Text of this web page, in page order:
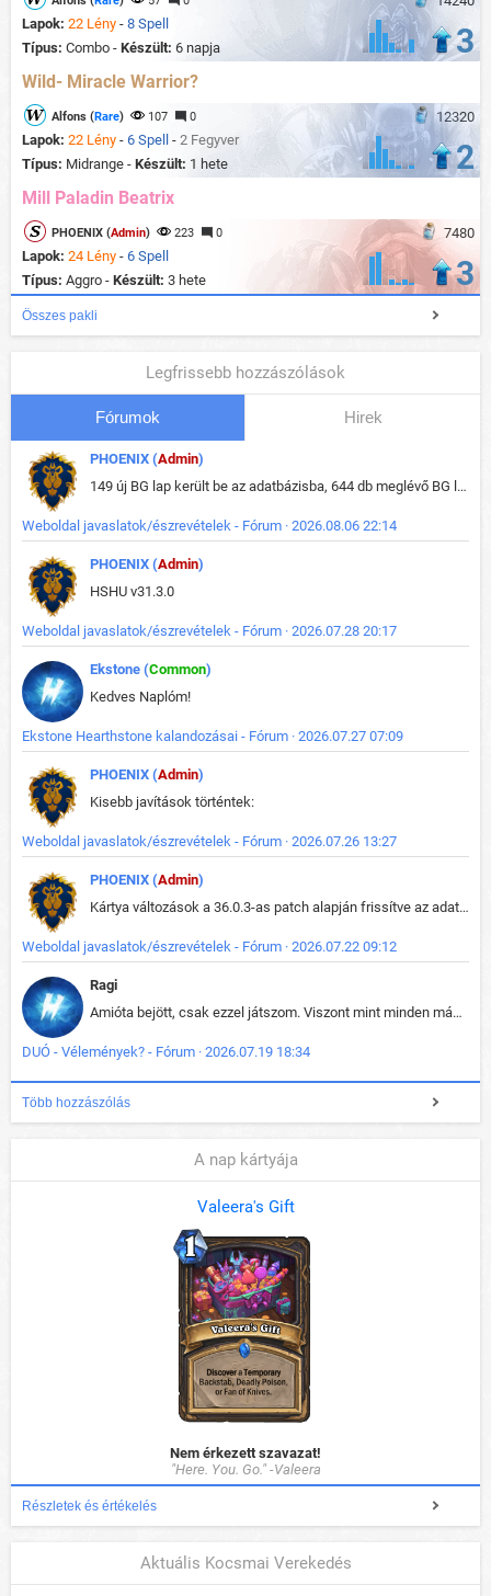
Lapok: 22 Lény - 8 Spell
Típus: Combo - Készült: 6 napja 3
Wild- Miracle Warrior?
12320
Alfons (Rare) 107 0
Lapok: 22 Lény - 6 Spell - 2 Fegyver
Típus: Midrange - Készült: 1 hete 2
Mill Paladin Beatrix
7480
PHOENIX (Admin) 223 0
Lapok: 24 Lény - 6 Spell
Típus: Aggro - Készült: 3 hete 3
Összes pakli
Legfrissebb hozzászólások
Fórumok Hirek
PHOENIX (Admin)
149 új BG lap került be az adatbázisba, 644 db meglévő BG lap módosult, bekerültek az új képek a megváltozott lapokhoz is.
Weboldal javaslatok/észrevételek - Fórum · 2026.08.06 22:14
PHOENIX (Admin)
HSHU v31.3.0
Weboldal javaslatok/észrevételek - Fórum · 2026.07.28 20:17
Ekstone (Common)
Kedves Naplóm!
Ekstone Hearthstone kalandozásai - Fórum · 2026.07.27 07:09
PHOENIX (Admin)
Kisebb javítások történtek:
Weboldal javaslatok/észrevételek - Fórum · 2026.07.26 13:27
PHOENIX (Admin)
Kártya változások a 36.0.3-as patch alapján frissítve az adatbázisban (képek is cserélve).
Weboldal javaslatok/észrevételek - Fórum · 2026.07.22 09:12
Ragi
Amióta bejött, csak ezzel játszom. Viszont mint minden más - akár az alapjáték is, ez is baromira összetett lett. Néha már pár kör után is esélytelen az egész. Vagy irreállisan túltápol valaki, vagy lelép a partner, vagy csak hülye mint a segg. És amikor eljönne az én időm, na akkor jön el mindenki másé is. Engem jobban érdekelne, hogy ki milyen ratingen szokott játszani. Na ez lenne egy érdekes adat.
DUÓ - Vélemények? - Fórum · 2026.07.19 18:34
Több hozzászólás
A nap kártyája
Valeera's Gift
Nem érkezett szavazat!
"Here. You. Go." -Valeera
Részletek és értékelés
Aktuális Kocsmai Verekedés